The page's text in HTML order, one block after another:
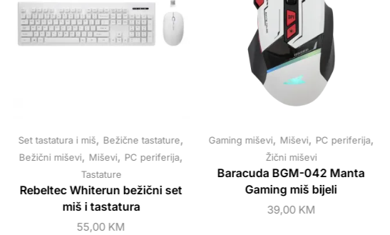
Set tastatura i miš, Bežične tastature,
Bežični miševi, Miševi, PC periferija,
Tastature
Rebeltec Whiterun bežični set
miš i tastatura
55,00 KM
Gaming miševi, Miševi, PC periferija,
Žični miševi
Baracuda BGM-042 Manta
Gaming miš bijeli
39,00 KM